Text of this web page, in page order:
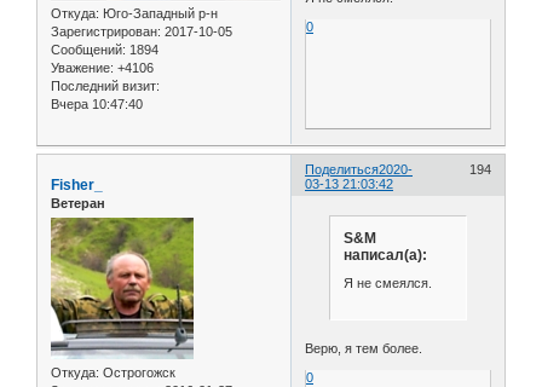
Откуда: Юго-Западный р-н
Зарегистрирован: 2017-10-05
Сообщений: 1894
Уважение: +4106
Последний визит:
Вчера 10:47:40
0
Поделиться 194
2020-
03-13 21:03:42
Fisher_
Ветеран
Откуда: Острогожск
S&M
написал(а):
Я не смеялся.
Верю, я тем более.
0